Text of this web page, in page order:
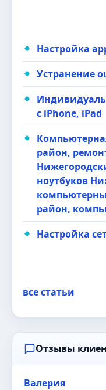
Настройка
Устранение
с iPhone, iPad
район,
ноутбуков
район,
Настройка
все статьи
Отзывы
Валерия